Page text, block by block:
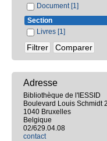
Document [1]
Section
Livres [1]
Adresse
Bibliothèque de l'IESSID
Boulevard Louis Schmidt
1040 Bruxelles
Belgique
02/629.04.08
contact